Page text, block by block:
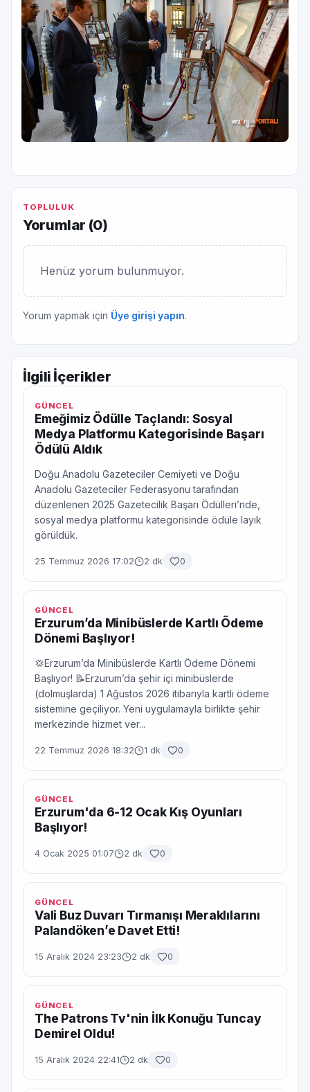
TOPLULUK
Yorumlar (0)
Henüz yorum bulunmuyor.
Yorum yapmak için Üye girişi yapın.
İlgili İçerikler
GÜNCEL
Emeğimiz Ödülle Taçlandı: Sosyal
Medya Platformu Kategorisinde Başarı
Ödülü Aldık
Doğu Anadolu Gazeteciler Cemiyeti ve Doğu
Anadolu Gazeteciler Federasyonu tarafından
düzenlenen 2025 Gazetecilik Başarı Ödülleri’nde,
sosyal medya platformu kategorisinde ödüle layık
görüldük.
25 Temmuz 2026 17:02 2 dk 0
GÜNCEL
Erzurum’da Minibüslerde Kartlı Ödeme
Dönemi Başlıyor!
💢Erzurum’da Minibüslerde Kartlı Ödeme Dönemi
Başlıyor! 📝Erzurum’da şehir içi minibüslerde
(dolmuşlarda) 1 Ağustos 2026 itibarıyla kartlı ödeme
sistemine geçiliyor. Yeni uygulamayla birlikte şehir
merkezinde hizmet ver...
22 Temmuz 2026 18:32 1 dk 0
GÜNCEL
Erzurum'da 6-12 Ocak Kış Oyunları
Başlıyor!
4 Ocak 2025 01:07 2 dk 0
GÜNCEL
Vali Buz Duvarı Tırmanışı Meraklılarını
Palandöken’e Davet Etti!
15 Aralık 2024 23:23 2 dk 0
GÜNCEL
The Patrons Tv'nin İlk Konuğu Tuncay
Demirel Oldu!
15 Aralık 2024 22:41 2 dk 0